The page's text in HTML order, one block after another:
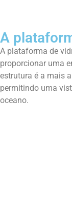
A
A plataforma de
proporcionar uma
estrutura é a mais
permitindo uma
oceano.